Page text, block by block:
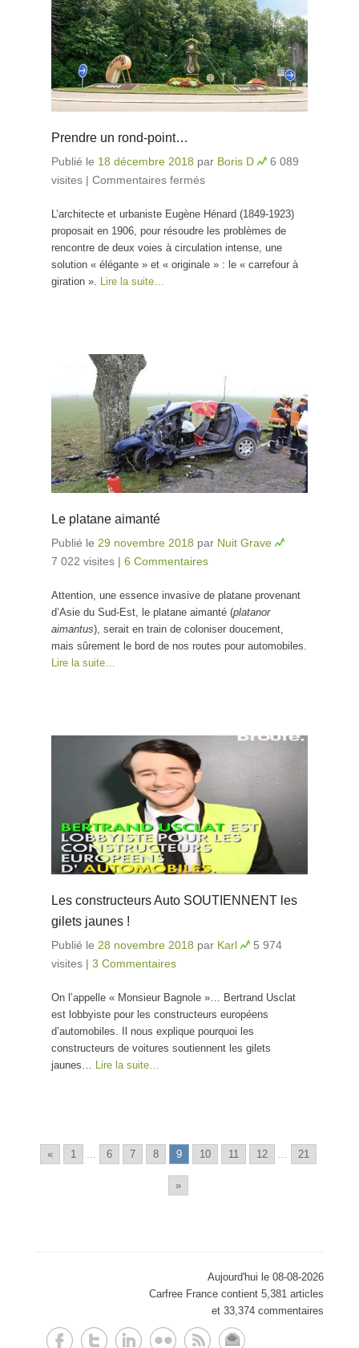
Prendre un rond-point…
Publié le 18 décembre 2018 par Boris D
6 089
visites | Commentaires fermés
L’architecte et urbaniste Eugène Hénard (1849-1923)
proposait en 1906, pour résoudre les problèmes de
rencontre de deux voies à circulation intense, une
solution « élégante » et « originale » : le « carrefour à
giration ». Lire la suite…
Le platane aimanté
Publié le 29 novembre 2018 par Nuit Grave
7 022 visites | 6 Commentaires
Attention, une essence invasive de platane provenant
d’Asie du Sud-Est, le platane aimanté (platanor
aimantus), serait en train de coloniser doucement,
mais sûrement le bord de nos routes pour automobiles.
Lire la suite…
Les constructeurs Auto SOUTIENNENT les
gilets jaunes !
Publié le 28 novembre 2018 par Karl
5 974
visites | 3 Commentaires
On l’appelle « Monsieur Bagnole »… Bertrand Usclat
est lobbyiste pour les constructeurs européens
d’automobiles. Il nous explique pourquoi les
constructeurs de voitures soutiennent les gilets
jaunes…
Lire la suite…
« 1 6 7 8 9 10 11 12 21
»
Aujourd'hui le 08-08-2026
Carfree France contient 5,381 articles
et 33,374 commentaires